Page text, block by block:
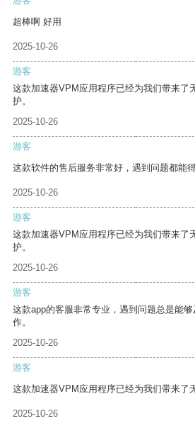
超棒啊 好用
2025-10-26
游客
这款加速器VPM应用程序已经为我们带来了
护。
2025-10-26
游客
这款软件的售后服务非常好，遇到问题都能
2025-10-26
游客
这款加速器VPM应用程序已经为我们带来了
护。
2025-10-26
游客
这款app的客服非常专业，遇到问题总是能
作。
2025-10-26
游客
这款加速器VPM应用程序已经为我们带来了
2025-10-26